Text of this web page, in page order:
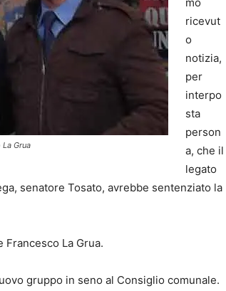
La Grua
ricevut
o
notizia,
per
interpo
sta
person
a, che il
legato
senatore Tosato, avrebbe sentenziato la
La Grua.
gruppo in seno al Consiglio comunale.